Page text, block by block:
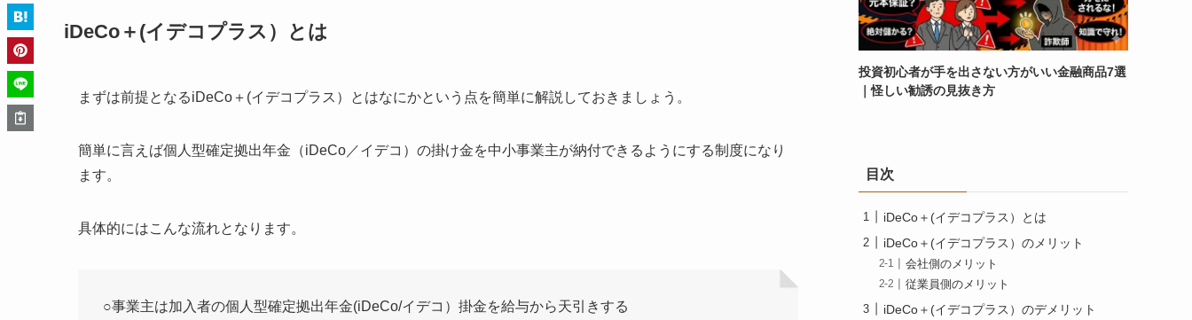
iDeCo＋(イデコプラス）とは
まずは前提となるiDeCo＋(イデコプラス）とはなにかという点を簡単に解説しておきましょう。
簡単に言えば個人型確定拠出年金（iDeCo／イデコ）の掛け金を中小事業主が納付できるようにする制度になり
ます。
具体的にはこんな流れとなります。
○事業主は加入者の個人型確定拠出年金(iDeCo/イデコ）掛金を給与から天引きする
投資初心者が手を出さない方がいい金融商品7選
｜怪しい勧誘の見抜き方
目次
iDeCo＋(イデコプラス）とは
iDeCo＋(イデコプラス）のメリット
会社側のメリット
従業員側のメリット
iDeCo＋(イデコプラス）のデメリット